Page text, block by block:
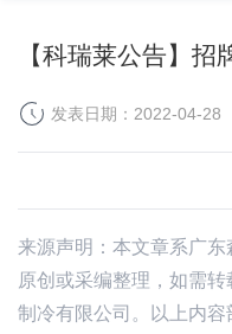
【科瑞莱公告】招
发表日期：2022-04-28
来源声明：本文章系广
原创或采编整理，如需
制冷有限公司。以上内